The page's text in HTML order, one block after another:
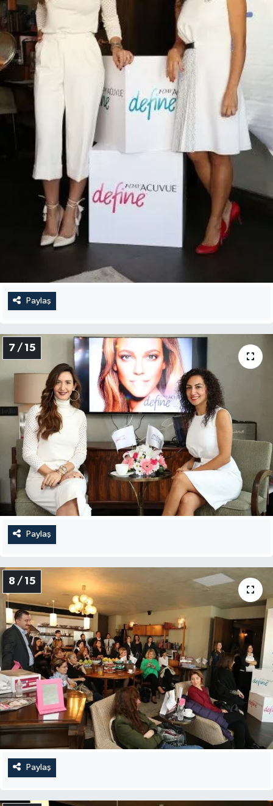
Paylaş
7 / 15
Paylaş
8 / 15
Paylaş